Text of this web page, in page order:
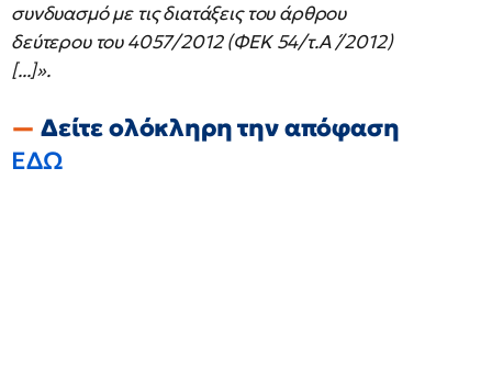
συνδυασμό με τις διατάξεις του άρθρου
δεύτερου του 4057/2012 (ΦΕΚ 54/τ.Α ́/2012)
[...]».
Δείτε ολόκληρη την απόφαση
ΕΔΩ